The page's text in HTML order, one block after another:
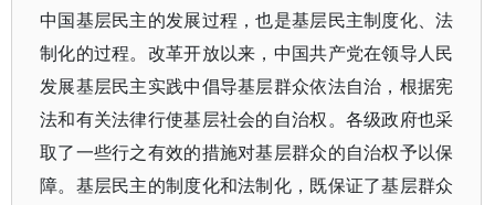
中国基层民主的发展过程，也是基层民主制度化、法
制化的过程。改革开放以来，中国共产党在领导人民
发展基层民主实践中倡导基层群众依法自治，根据宪
法和有关法律行使基层社会的自治权。各级政府也采
取了一些行之有效的措施对基层群众的自治权予以保
障。基层民主的制度化和法制化，既保证了基层群众